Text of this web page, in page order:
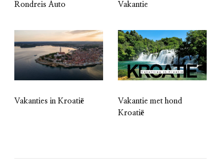
Rondreis Auto
Vakantie
Vakanties in Kroatië
Vakantie met hond
Kroatië